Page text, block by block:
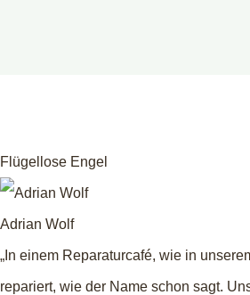
Flügellose Engel
Adrian Wolf
„In einem Reparaturcafé, wie in
repariert, wie der Name schon sagt.